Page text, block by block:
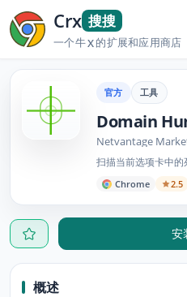
Crx 搜搜
一个牛X的扩展和应用商店
官方 工具
Domain
Netvantage
扫描当前选项卡中的
Chrome 2.5
安
概述